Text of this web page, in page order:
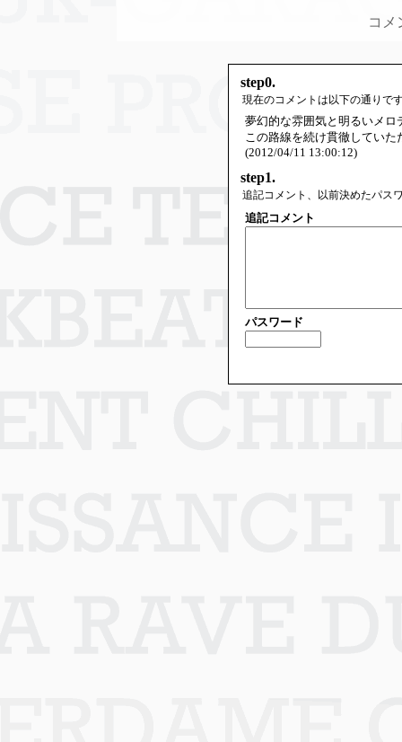
コメ
step0.
現在のコメントは以下の通りで
夢幻的な雰囲気と明るいメ
この路線を続け貫徹していた
(2012/04/11 13:00:12)
step1.
追記コメント、以前決めたパス
追記コメント
パスワード